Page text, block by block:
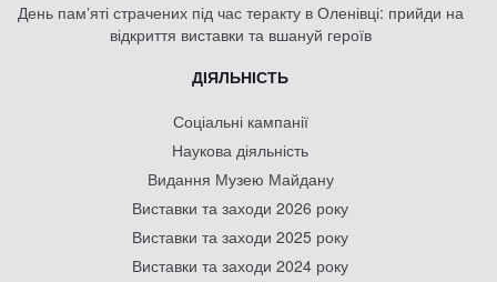
День памʼяті страчених під час теракту в Оленівці: прийди на
відкриття виставки та вшануй героїв
ДІЯЛЬНІСТЬ
Соціальні кампанії
Наукова діяльність
Видання Музею Майдану
Виставки та заходи 2026 року
Виставки та заходи 2025 року
Виставки та заходи 2024 року